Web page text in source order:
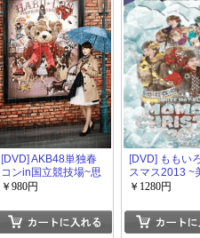
[DVD] AKB48単独春
コンin国立競技場~思
い出は全部ここに捨
￥980円
[DVD] ももい
スマス2013 ~
極寒の世界~
￥1280円